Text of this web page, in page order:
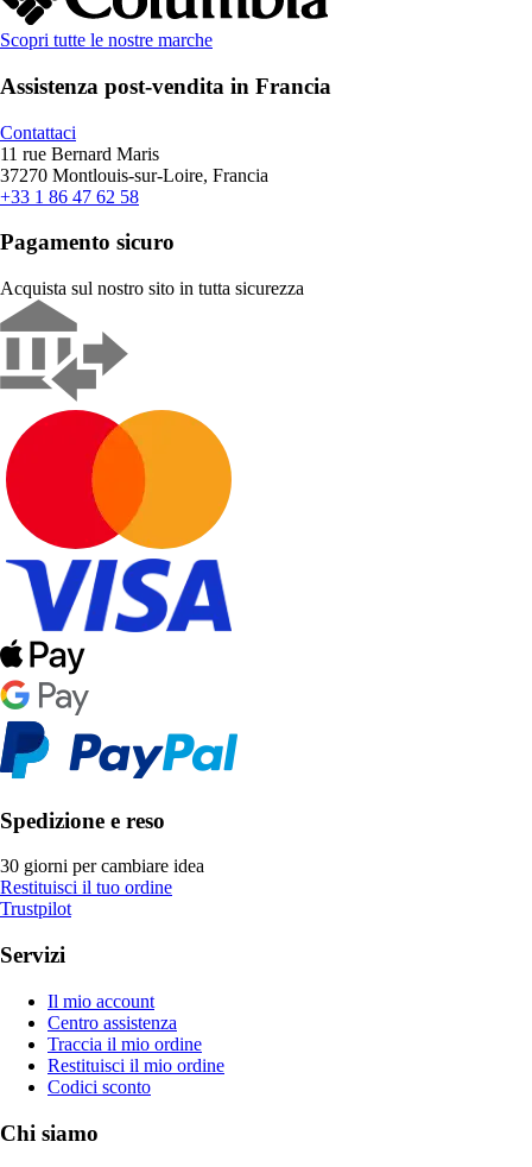
Scopri tutte le nostre marche
Assistenza post-vendita in Francia
Contattaci
11 rue Bernard Maris
37270 Montlouis-sur-Loire, Francia
+33 1 86 47 62 58
Pagamento sicuro
Acquista sul nostro sito in tutta sicurezza
Spedizione e reso
30 giorni per cambiare idea
Restituisci il tuo ordine
Trustpilot
Servizi
Il mio account
Centro assistenza
Traccia il mio ordine
Restituisci il mio ordine
Codici sconto
Chi siamo